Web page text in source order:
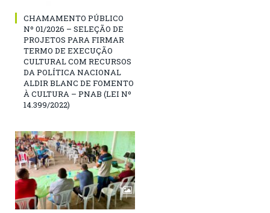
CHAMAMENTO PÚBLICO
Nº 01/2026 – SELEÇÃO DE
PROJETOS PARA FIRMAR
TERMO DE EXECUÇÃO
CULTURAL COM RECURSOS
DA POLÍTICA NACIONAL
ALDIR BLANC DE FOMENTO
À CULTURA – PNAB (LEI Nº
14.399/2022)